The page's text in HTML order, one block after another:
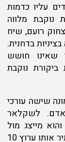
עליו כדמות
נוקבת מלווה
רועם, שיח
בדחנית.
שאינו חושש
נוקבת
שישה עורכי
אדם. לשקלאר
מייצג מול
משרד הפנים אזרחים זרים. לאחרונה הכתיר אותו ערוץ 10